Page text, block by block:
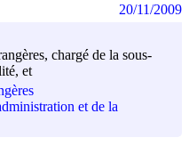
chargé de la sous-
et
et de la
20/11/2009